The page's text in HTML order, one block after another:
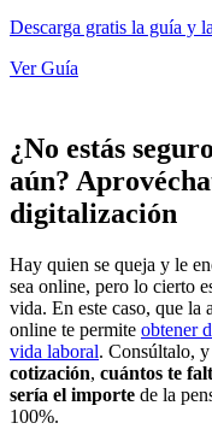
Descarga gratis la guía y
Ver Guía
¿No estás
aún?
digitalización
Hay quien se queja y le
sea online, pero lo cierto
vida. En este caso, que la
online te permite obtener
vida laboral. Consúltalo,
cotización, cuántos te
sería el importe de la
100%.